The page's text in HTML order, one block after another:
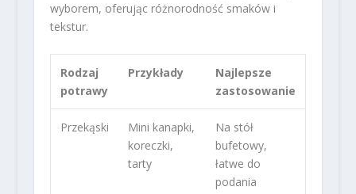
wyborem, oferując różnorodność smaków i
tekstur.
Rodzaj
potrawy
Przykłady
Najlepsze
zastosowanie
Przekąski
Mini kanapki,
koreczki,
tarty
Na stół
bufetowy,
łatwe do
podania